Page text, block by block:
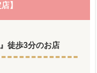
】
徒歩3分のお店